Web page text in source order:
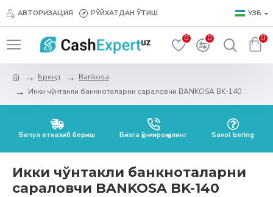
АВТОРИЗАЦИЯ РЎЙХАТДАН ЎТИШ УЗБ
0 0 0
Бренд
Bankosa
Икки чўнтакли банкноталарни сараловчи BANKOSA BK-140
Бепул етказиб бериш Бизга қўнғироқ қилинг Savol bering
Икки чўнтакли банкноталарни
сараловчи BANKOSA BK-140